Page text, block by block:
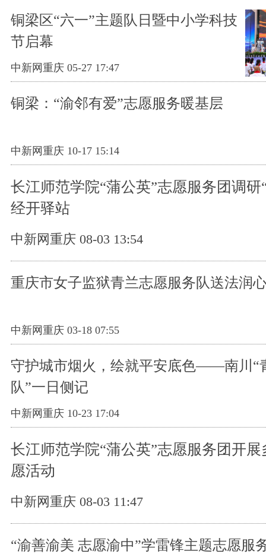
铜梁区“六一”主题队日暨中小学科技
节启幕
中新网重庆 05-27 17:47
铜梁：“渝邻有爱”志愿服务暖基层
中新网重庆 10-17 15:14
长江师范学院“蒲公英”志愿服务团调研
经开驿站
中新网重庆 08-03 13:54
重庆市女子监狱青兰志愿服务队送法润
中新网重庆 03-18 07:55
守护城市烟火，绘就平安底色——南川“
队”一日侧记
中新网重庆 10-23 17:04
长江师范学院“蒲公英”志愿服务团开
愿活动
中新网重庆 08-03 11:47
“渝善渝美 志愿渝中”学雷锋主题志愿服